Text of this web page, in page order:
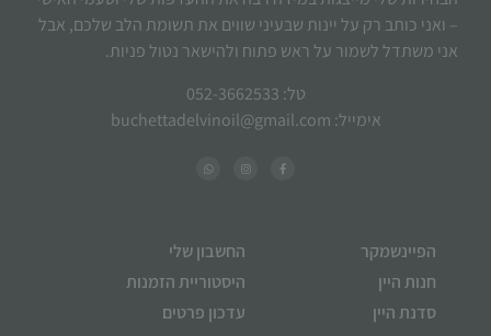
– ואני כותב רק על יינות שבעיני שווים את תשומת הלב שלכם, אבל
אני משתדל לשמור על ראש פתוח ולהישאר נטול פניות.
טל: 052-3662533
אימייל: buchettadelvinoil@gmail.com
הפיינשמקר
חנות היין
סדנת היין
החשבון שלי
היסטוריית הזמנות
עדכון פרטים